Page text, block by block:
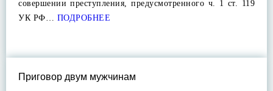
совершении преступления, предусмотренного ч. 1 ст. 119
УК РФ… ПОДРОБНЕЕ
Приговор двум мужчинам